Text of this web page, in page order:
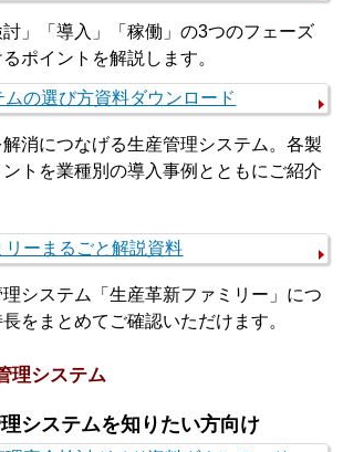
」「導入」「稼働」の3つのフェーズ
ポイントを解説します。
消につなげる生産管理システム。各製
トを業種別の導入事例とともにご紹介
システム「生産革新ファミリー」につ
をまとめてご確認いただけます。
理システム
システムを知りたい方向け